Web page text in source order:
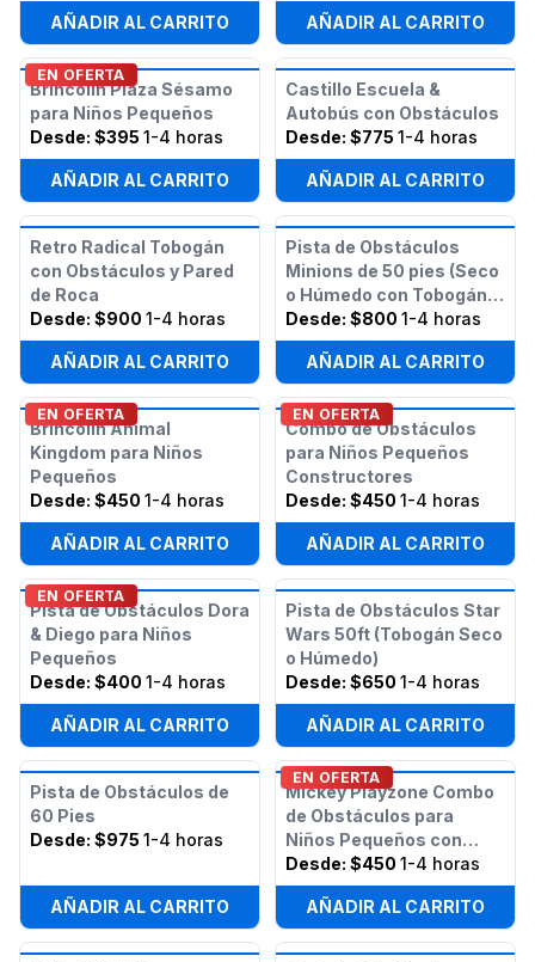
AÑADIR AL CARRITO AÑADIR AL CARRITO
EN OFERTA
Brincolín Plaza Sésamo
para Niños Pequeños
Desde: $395 1-4 horas
AÑADIR AL CARRITO
Castillo Escuela &
Autobús con Obstáculos
Desde: $775 1-4 horas
AÑADIR AL CARRITO
Retro Radical Tobogán
con Obstáculos y Pared
de Roca
Desde: $900 1-4 horas
AÑADIR AL CARRITO
Pista de Obstáculos
Minions de 50 pies (Seco
o Húmedo con Tobogán
Acuático)
Desde: $800 1-4 horas
AÑADIR AL CARRITO
EN OFERTA
Brincolín Animal
Kingdom para Niños
Pequeños
Desde: $450 1-4 horas
AÑADIR AL CARRITO
EN OFERTA
Combo de Obstáculos
para Niños Pequeños
Constructores
Desde: $450 1-4 horas
AÑADIR AL CARRITO
EN OFERTA
Pista de Obstáculos Dora
& Diego para Niños
Pequeños
Desde: $400 1-4 horas
AÑADIR AL CARRITO
Pista de Obstáculos Star
Wars 50ft (Tobogán Seco
o Húmedo)
Desde: $650 1-4 horas
AÑADIR AL CARRITO
Pista de Obstáculos de
60 Pies
Desde: $975 1-4 horas
AÑADIR AL CARRITO
EN OFERTA
Mickey Playzone Combo
de Obstáculos para
Niños Pequeños con
Tobogán (Húmedo/Seco)
Desde: $450 1-4 horas
AÑADIR AL CARRITO